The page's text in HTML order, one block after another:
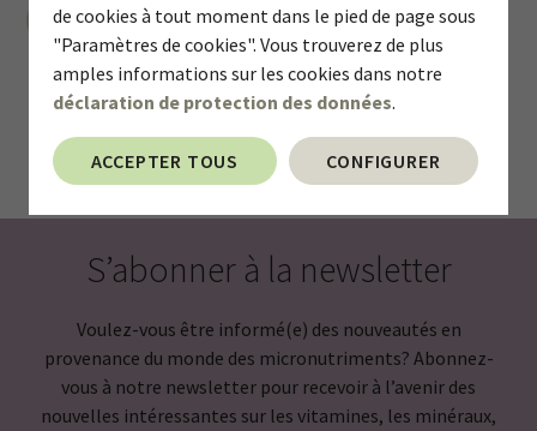
de cookies à tout moment dans le pied de page sous
"Paramètres de cookies". Vous trouverez de plus
amples informations sur les cookies dans notre
déclaration de protection des données.
ACCEPTER TOUS CONFIGURER
CONTINUER LA LECTURE
S’abonner à la newsletter
Voulez-vous être informé(e) des nouveautés en
provenance du monde des micronutriments? Abonnez-
vous à notre newsletter pour recevoir à l’avenir des
nouvelles intéressantes sur les vitamines, les minéraux,